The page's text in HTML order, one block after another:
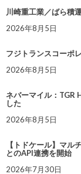
川崎重工業／ばら積
2026年8月5日
フジトランスコーポ
2026年8月5日
ネバーマイル：TGR
した
2026年8月5日
【トドケール】マ
とのAPI連携を開始
2026年7月30日